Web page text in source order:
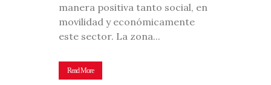
manera positiva tanto social, en
movilidad y económicamente
este sector. La zona...
Read More